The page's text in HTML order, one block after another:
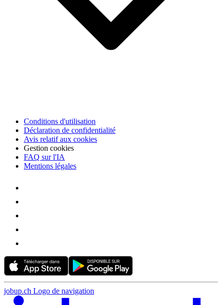
Conditions d'utilisation
Déclaration de confidentialité
Avis relatif aux cookies
Gestion cookies
FAQ sur l'IA
Mentions légales
jobup.ch Logo de navigation